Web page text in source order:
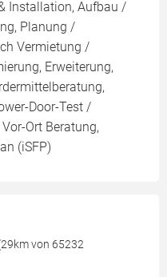
Installation, Aufbau /
Planung /
Vermietung /
Erweiterung,
Door-Test /
Ort Beratung,
(iSFP)
von 65232